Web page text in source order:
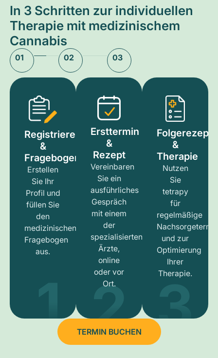
In 3 Schritten zur individuellen
Therapie mit medizinischem
Cannabis
01 02 03
Registrieren
&
Fragebogen
Erstellen
Sie Ihr
Profil und
füllen Sie
den
medizinischen
Fragebogen
aus.
1
Ersttermin
&
Rezept
Vereinbaren
Sie ein
ausführliches
Gespräch
mit einem
der
spezialisierten
Ärzte,
online
oder vor
Ort.
2
Folgerezept
&
Therapie
Nutzen
Sie
tetrapy
für
regelmäßige
und zur
Optimierung
Ihrer
Therapie.
3
TERMIN BUCHEN